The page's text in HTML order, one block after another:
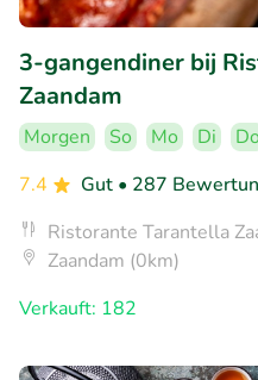
3-gangendiner bij
Zaandam
Morgen So Mo Di
Do
7.4
Gut • 287
Ristorante Tarantella
Zaandam (0km)
Verkauft: 182